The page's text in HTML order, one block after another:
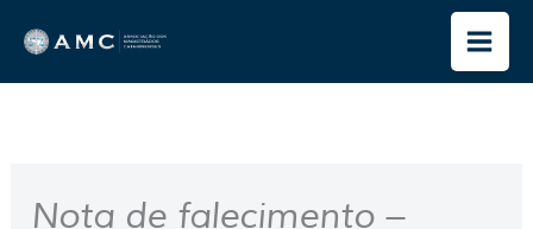
para
o
Nota de falecimento –